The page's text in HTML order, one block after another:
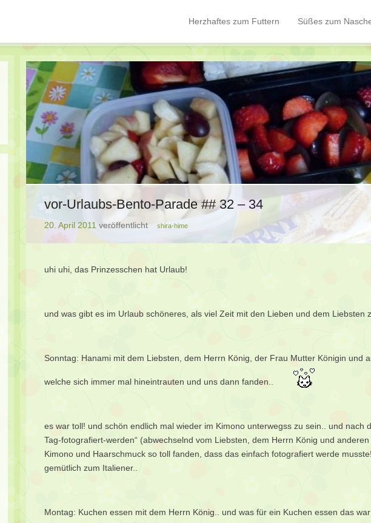
Hauptmenü
Springe zum Inhalt
Herzhaftes zum Futtern Süßes zum
vor-Urlaubs-Bento-Parade ## 32 – 34
20. April 2011 veröffentlicht shira-hime
uhi uhi, das Prinzesschen hat Urlaub!
und was gibt es im Urlaub schöneres, als viel Zeit mit den Lieben und dem Liebsten
Sonntag: Hanami mit dem Liebsten, dem Herrn König, der Frau Mutter Königin und
welche sich immer mal hineintrauten und uns dann fanden..
es war toll! und schön endlich mal wieder im Kimono unterwegss zu sein.. und nach
Tag-fotografiert-werden“ (abwechselnd vom Liebsten, dem Herrn König und
Kimono und Haarschmuck so toll fanden, dass das einfach fotografiert werde
gemütlich zum Italiener..
Montag: Kuchen essen mit dem Herrn König.. und was für ein Kuchen essen das